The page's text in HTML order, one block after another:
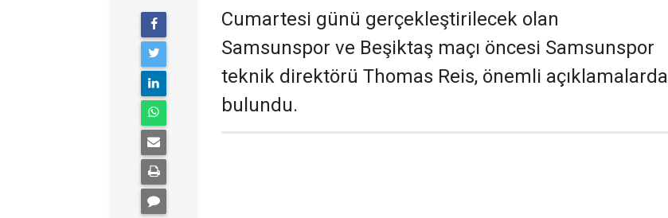
Cumartesi günü gerçekleştirilecek olan
Samsunspor ve Beşiktaş maçı öncesi Samsunspor
teknik direktörü Thomas Reis, önemli açıklamalarda
bulundu.